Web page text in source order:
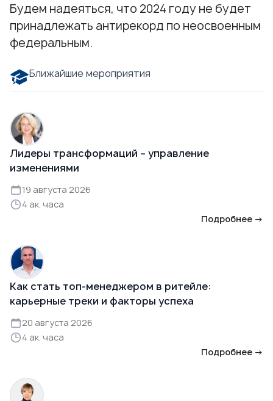
Будем надеяться, что 2024 году не будет
принадлежать антирекорд по неосвоенным
федеральным.
Ближайшие мероприятия
Лидеры трансформаций – управление
изменениями
19 августа 2026
4 ак. часа
Подробнее →
Как стать топ-менеджером в ритейле:
карьерные треки и факторы успеха
20 августа 2026
4 ак. часа
Подробнее →